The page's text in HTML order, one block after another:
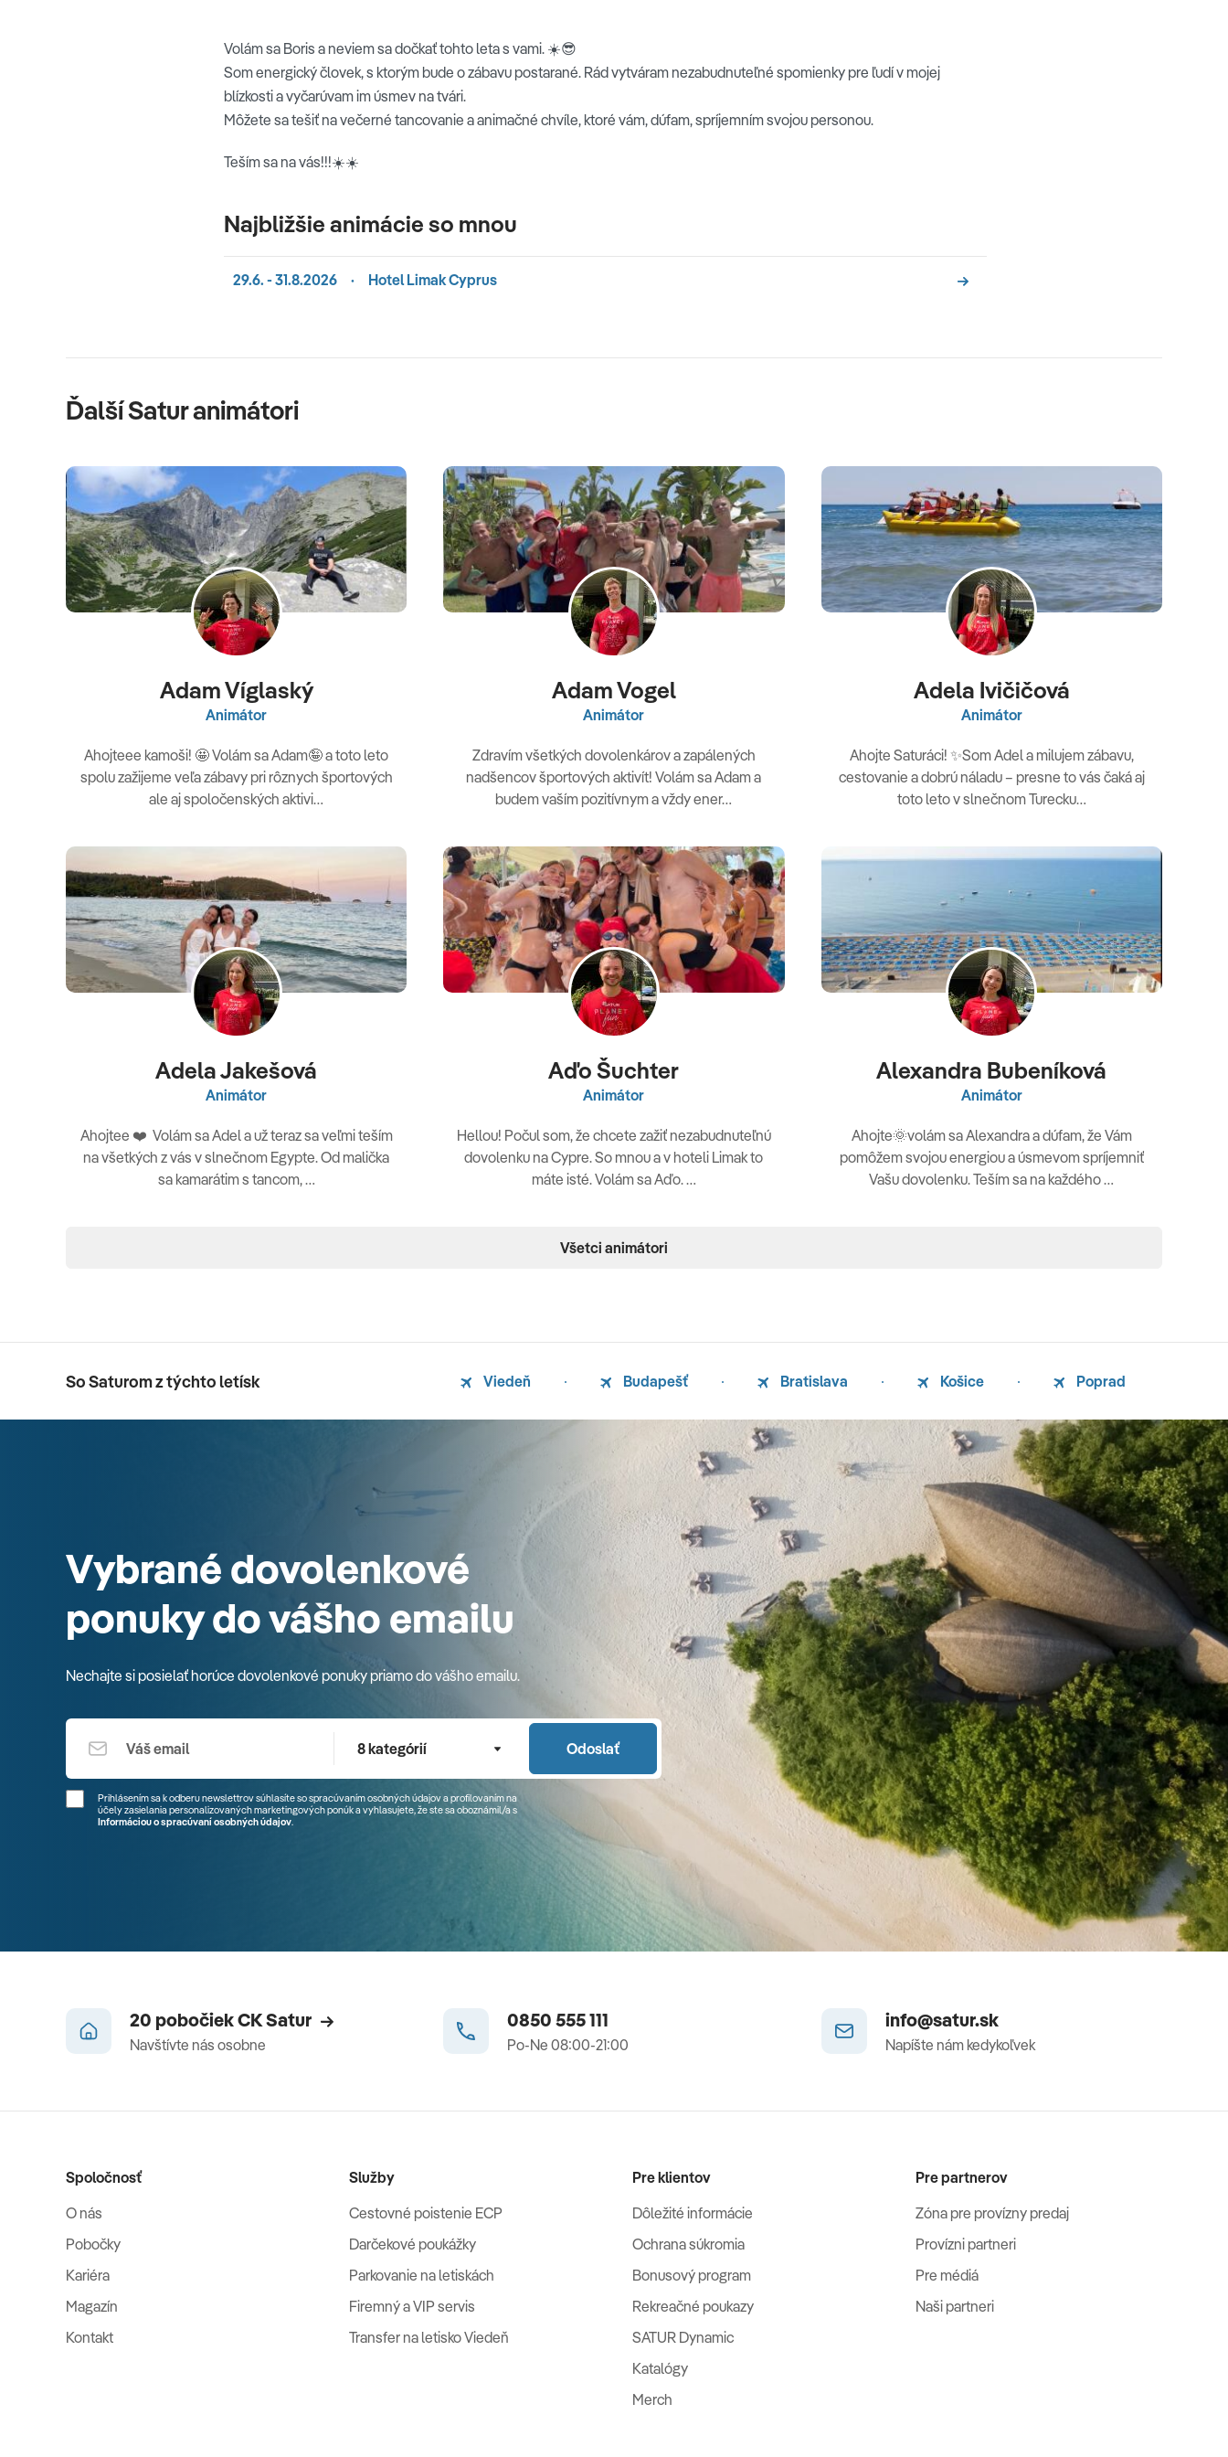
Volám sa Boris a neviem sa dočkať tohto leta s vami. ☀️😎
Som energický človek, s ktorým bude o zábavu postarané. Rád vytváram nezabudnuteľné spomienky pre ľudí v mojej
blízkosti a vyčarúvam im úsmev na tvári.
Môžete sa tešiť na večerné tancovanie a animačné chvíle, ktoré vám, dúfam, spríjemním svojou personou.
Teším sa na vás!!!☀️☀️
Najbližšie animácie so mnou
29.6. - 31.8.2026 · Hotel Limak Cyprus
Ďalší Satur animátori
Adam Víglaský
Animátor
Ahojteee kamoši! 🤩 Volám sa Adam🤪 a toto leto
spolu zažijeme veľa zábavy pri rôznych športových
ale aj spoločenských aktivi…
Adam Vogel
Animátor
Zdravím všetkých dovolenkárov a zapálených
nadšencov športových aktivít! Volám sa Adam a
budem vaším pozitívnym a vždy ener…
Adela Ivičičová
Animátor
Ahojte Saturáci! ✨Som Adel a milujem zábavu,
cestovanie a dobrú náladu – presne to vás čaká aj
toto leto v slnečnom Turecku…
Adela Jakešová
Animátor
Ahojtee ❤️ Volám sa Adel a už teraz sa veľmi teším
na všetkých z vás v slnečnom Egypte. Od malička
sa kamarátim s tancom, …
Aďo Šuchter
Animátor
Hellou! Počul som, že chcete zažiť nezabudnuteľnú
dovolenku na Cypre. So mnou a v hoteli Limak to
máte isté. Volám sa Aďo. …
Alexandra Bubeníková
Animátor
Ahojte🌞volám sa Alexandra a dúfam, že Vám
pomôžem svojou energiou a úsmevom spríjemniť
Vašu dovolenku. Teším sa na každého …
Všetci animátori
So Saturom z týchto letísk Viedeň Budapešť Bratislava Košice Poprad
Vybrané dovolenkové
ponuky do vášho emailu
Nechajte si posielať horúce dovolenkové ponuky priamo do vášho emailu.
8 kategórií Odoslať
Prihlásením sa k odberu newslettrov súhlasíte so spracúvaním osobných údajov a profilovaním na
účely zasielania personalizovaných marketingových ponúk a vyhlasujete, že ste saoboznámil/as
Informáciou o spracúvaní osobných údajov.
20 pobočiek CK Satur
Navštívte nás osobne
0850 555 111
Po-Ne 08:00-21:00
info@satur.sk
Napíšte nám kedykoľvek
Spoločnosť
O nás
Pobočky
Kariéra
Magazín
Kontakt
Služby
Cestovné poistenie ECP
Darčekové poukážky
Parkovanie na letiskách
Firemný a VIP servis
Transfer na letisko Viedeň
Pre klientov
Dôležité informácie
Ochrana súkromia
Bonusový program
Rekreačné poukazy
SATUR Dynamic
Katalógy
Merch
Pre partnerov
Zóna pre provízny predaj
Provízni partneri
Pre médiá
Naši partneri